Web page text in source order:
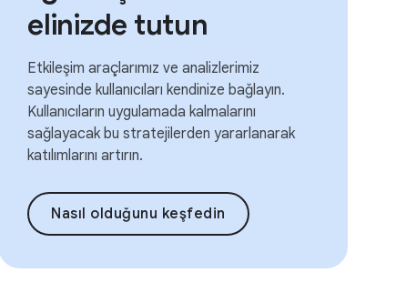
elinizde tutun
Etkileşim araçlarımız ve analizlerimiz
sayesinde kullanıcıları kendinize bağlayın.
Kullanıcıların uygulamada kalmalarını
sağlayacak bu stratejilerden yararlanarak
katılımlarını artırın.
Nasıl olduğunu keşfedin